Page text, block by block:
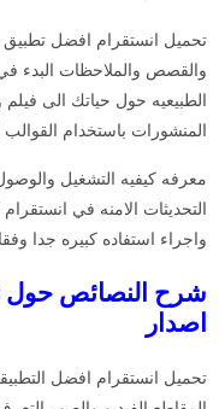
تحميل انستقرام افضل تطبيق
والقصص والملاحظات البدء
الطبيعيه حول حياتك الى
المنشورات باستخدام القوالب
معرفه كيفيه التشغيل
التحديثات الامنه في
واجراء استفاده كبيره جدا
اصدار
تحميل انستقرام افضل